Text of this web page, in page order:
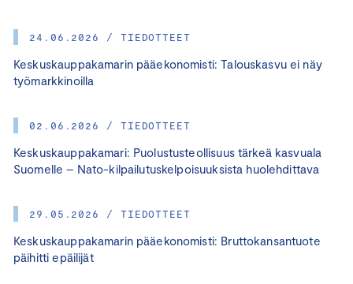
24.06.2026 / TIEDOTTEET
Keskuskauppakamarin pääekonomisti: Talouskasvu ei näy
työmarkkinoilla
02.06.2026 / TIEDOTTEET
Keskuskauppakamari: Puolustusteollisuus tärkeä kasvuala
Suomelle – Nato-kilpailutuskelpoisuuksista huolehdittava
29.05.2026 / TIEDOTTEET
Keskuskauppakamarin pääekonomisti: Bruttokansantuote
päihitti epäilijät